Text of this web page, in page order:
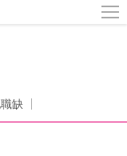
缺